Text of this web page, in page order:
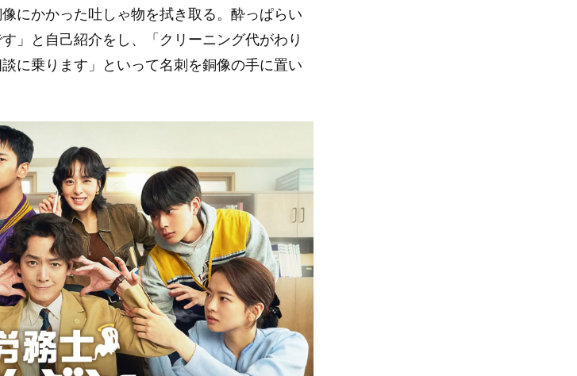
にかかった吐しゃ物を拭き取る。酔っぱらい
」と自己紹介をし、「クリーニング代がわり
に乗ります」といって名刺を銅像の手に置い